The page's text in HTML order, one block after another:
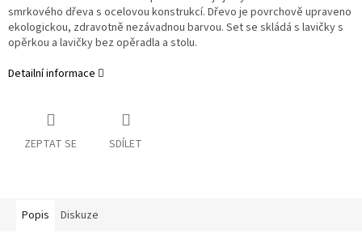
smrkového dřeva s ocelovou konstrukcí. Dřevo je povrchově upraveno
ekologickou, zdravotně nezávadnou barvou. Set se skládá s lavičky s
opěrkou a lavičky bez opěradla a stolu.
Detailní informace
ZEPTAT SE SDÍLET
Popis Diskuze